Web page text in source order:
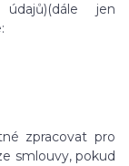
jen
zpracovat pro
smlouvy, pokud